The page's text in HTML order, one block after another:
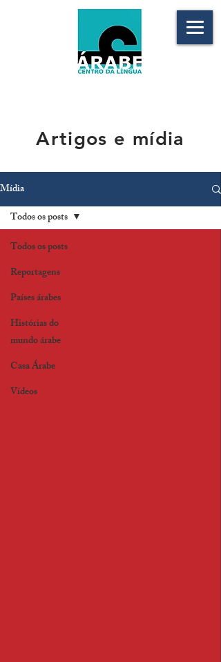
Artigos e mídia
Mídia
Todos os posts
Reportagens
Países árabes
Histórias do
mundo árabe
Casa Árabe
Vídeos
Todos os posts